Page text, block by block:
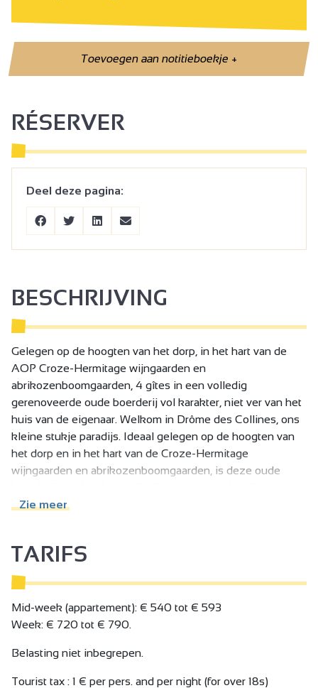
Toevoegen aan notitieboekje+
RÉSERVER
Deel deze pagina:
BESCHRIJVING
Gelegen op de hoogten van het dorp, in het hart van de
AOP Croze-Hermitage wijngaarden en
abrikozenboomgaarden, 4 gîtes in een volledig
gerenoveerde oude boerderij vol karakter, niet ver van het
huis van de eigenaar. Welkom in Drôme des Collines, ons
kleine stukje paradijs. Ideaal gelegen op de hoogten van
het dorp en in het hart van de Croze-Hermitage
wijngaarden en abrikozenboomgaarden, is deze oude
van het huis van de eigenaar. Geniet van het uitzicht over
appellations: Crozes-Hermitage, Hermitage en St Joseph.
Er is een barbecueplaats van 3000 m2 en veel
buitenspeeltoestellen. Je kunt genieten van de ongerepte
natuur en de rust terwijl je toch dicht bij grote wegen en
steden bent: 3,5 km van de snelweg A7 afslag nr. 13, 20
van het TGV-station Alixan en 5km/8min van het TER-
station Tain l'Hermitage.
Zie meer
TARIFS
Mid-week (appartement): € 540 tot € 593
Week: € 720 tot € 790.
Belasting niet inbegrepen.
Tourist tax : 1 € per pers. and per night (for over 18s)